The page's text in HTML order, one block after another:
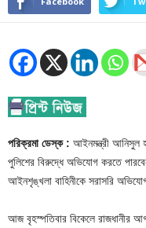
পরিক্রমা ডেস্ক : আইনমন্ত্রী আনিসুল
পুলিশের বিরুদ্ধে অভিযোগ করতে
আইনশৃঙ্খলা বাহিনীকে সরাসরি
আজ বৃহস্পতিবার বিকেলে রাজধানীর